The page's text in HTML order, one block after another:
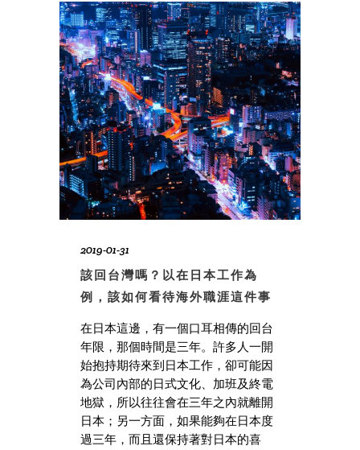
2019-01-31
該回台灣嗎？以在日本工作為
例，該如何看待海外職涯這件事
在日本這邊，有一個口耳相傳的回台
年限，那個時間是三年。許多人一開
始抱持期待來到日本工作，卻可能因
為公司內部的日式文化、加班及終電
地獄，所以往往會在三年之內就離開
日本；另一方面，如果能夠在日本度
過三年，而且還保持著對日本的喜